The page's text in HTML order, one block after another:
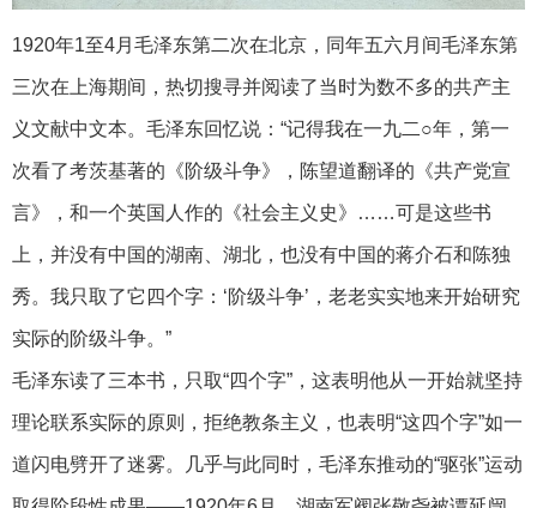
1920年1至4月毛泽东第二次在北京，同年五六月间毛泽东第
三次在上海期间，热切搜寻并阅读了当时为数不多的共产主
义文献中文本。毛泽东回忆说：“记得我在一九二○年，第一
次看了考茨基著的《阶级斗争》，陈望道翻译的《共产党宣
言》，和一个英国人作的《社会主义史》……可是这些书
上，并没有中国的湖南、湖北，也没有中国的蒋介石和陈独
秀。我只取了它四个字：‘阶级斗争’，老老实实地来开始研究
实际的阶级斗争。”
毛泽东读了三本书，只取“四个字”，这表明他从一开始就坚持
理论联系实际的原则，拒绝教条主义，也表明“这四个字”如一
道闪电劈开了迷雾。几乎与此同时，毛泽东推动的“驱张”运动